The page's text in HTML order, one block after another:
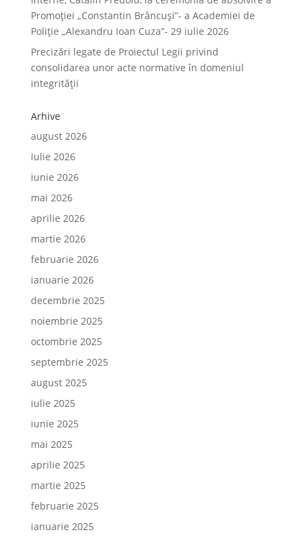
Promoției „Constantin Brâncuși”- a Academiei de
Poliție „Alexandru Ioan Cuza”- 29 iulie 2026
Precizări legate de Proiectul Legii privind
consolidarea unor acte normative în domeniul
integrității
Arhive
august 2026
iulie 2026
iunie 2026
mai 2026
aprilie 2026
martie 2026
februarie 2026
ianuarie 2026
decembrie 2025
noiembrie 2025
octombrie 2025
septembrie 2025
august 2025
iulie 2025
iunie 2025
mai 2025
aprilie 2025
martie 2025
februarie 2025
ianuarie 2025